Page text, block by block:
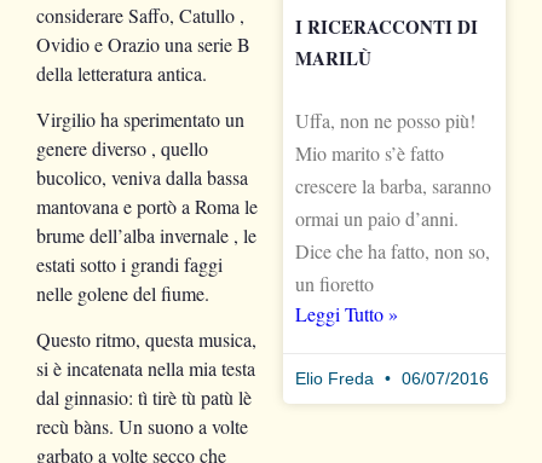
considerare Saffo, Catullo ,
Ovidio e Orazio una serie B
della letteratura antica.
Virgilio ha sperimentato un
genere diverso , quello
bucolico, veniva dalla bassa
mantovana e portò a Roma le
brume dell’alba invernale , le
estati sotto i grandi faggi
nelle golene del fiume.
Questo ritmo, questa musica,
si è incatenata nella mia testa
dal ginnasio: tì tirè tù patù lè
recù bàns. Un suono a volte
garbato a volte secco che
I RICERACCONTI DI
MARILÙ
Uffa, non ne posso più!
Mio marito s’è fatto
crescere la barba, saranno
ormai un paio d’anni.
Dice che ha fatto, non so,
un fioretto
Leggi Tutto »
Elio Freda 06/07/2016